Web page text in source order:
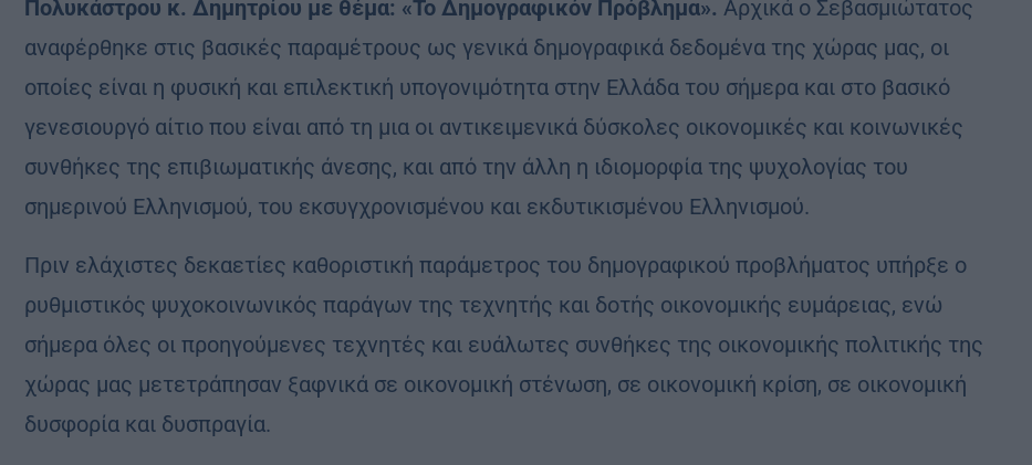
Πολυκάστρου κ. Δημητρίου με θέμα: «Το Δημογραφικόν Πρόβλημα». Αρχικά ο Σεβασμιώτατος
αναφέρθηκε στις βασικές παραμέτρους ως γενικά δημογραφικά δεδομένα της χώρας μας, οι
οποίες είναι η φυσική και επιλεκτική υπογονιμότητα στην Ελλάδα του σήμερα και στο βασικό
γενεσιουργό αίτιο που είναι από τη μια οι αντικειμενικά δύσκολες οικονομικές και κοινωνικές
συνθήκες της επιβιωματικής άνεσης, και από την άλλη η ιδιομορφία της ψυχολογίας του
σημερινού Ελληνισμού, του εκσυγχρονισμένου και εκδυτικισμένου Ελληνισμού.
Πριν ελάχιστες δεκαετίες καθοριστική παράμετρος του δημογραφικού προβλήματος υπήρξε ο
ρυθμιστικός ψυχοκοινωνικός παράγων της τεχνητής και δοτής οικονομικής ευμάρειας, ενώ
σήμερα όλες οι προηγούμενες τεχνητές και ευάλωτες συνθήκες της οικονομικής πολιτικής της
χώρας μας μετετράπησαν ξαφνικά σε οικονομική στένωση, σε οικονομική κρίση, σε οικονομική
δυσφορία και δυσπραγία.